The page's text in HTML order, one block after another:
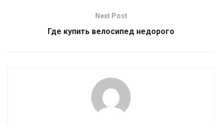
Next Post
Где купить велосипед недорого